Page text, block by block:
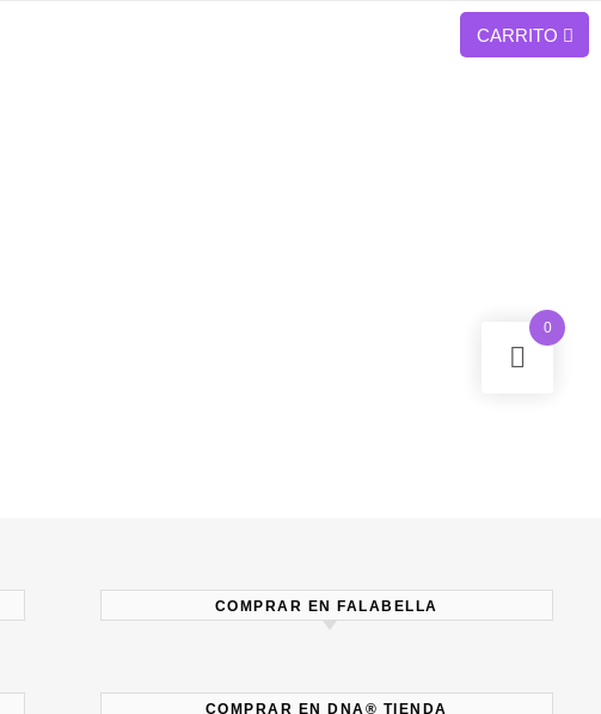
de producto
tiene múltiples variantes. Las opciones se pueden elegir en la página de
COMPRAR EN FALABELLA
COMPRAR EN DNA® TIENDA
CARRITO
0